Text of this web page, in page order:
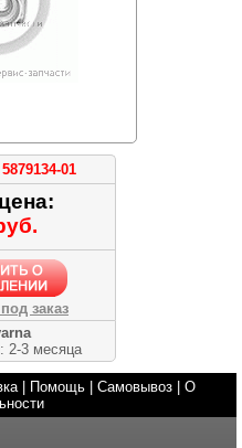
5879134-01
заказ
2-3 месяца
| Помощь Самовывоз
О